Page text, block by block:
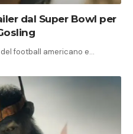
dal Super Bowl per
football americano e…